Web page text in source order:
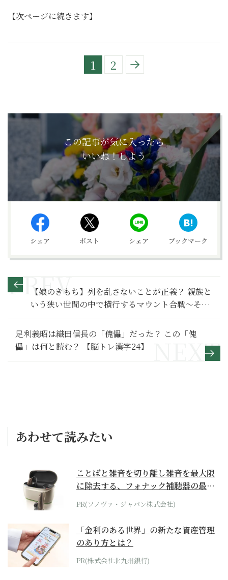
【次ページに続きます】
1 2
この記事が気に入ったら
いいね！しよう
シェア ポスト シェア ブックマーク
【娘のきもち】列を乱さないことが正義？ 親族と
いう狭い世間の中で横行するマウント合戦～その
1～
足利義昭は織田信長の「傀儡」だった？ この「傀
儡」は何と読む？ 【脳トレ漢字24】
あわせて読みたい
ことばと雑音を切り離し雑音を最大限
に除去する、フォナック補聴器の最上
位モデル
PR(ソノヴァ・ジャパン株式会社)
「金利のある世界」の新たな資産管理
のあり方とは？
PR(株式会社北九州銀行)